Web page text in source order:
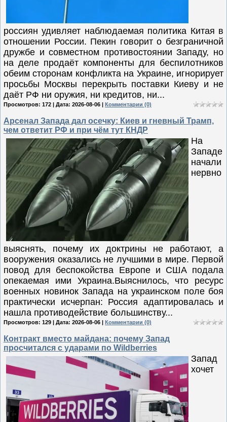
россиян удивляет наблюдаемая политика Китая в
отношении России. Пекин говорит о безграничной
дружбе и совместном противостоянии Западу, но
на деле продаёт компоненты для беспилотников
обеим сторонам конфликта на Украине, игнорирует
просьбы Москвы перекрыть поставки Киеву и не
даёт РФ ни оружия, ни кредитов, ни...
Просмотров: 172 | Дата: 2026-08-06 | Комментарии (0)
Арсенал Запада дал осечку: Киев и гневный Трамп,
чем ответит РФ и при чём тут КНДР
На
Западе
начали
нервно
выяснять, почему их доктрины не работают, а
вооружения оказались не лучшими в мире. Первой
повод для беспокойства Европе и США подала
опекаемая ими Украина.Выяснилось, что ресурс
военных новинок Запада на украинском поле боя
практически исчерпан: Россия адаптировалась и
нашла противодействие большинству...
Просмотров: 129 | Дата: 2026-08-06 | Комментарии (0)
Контракт вместо майдана: почему Запад
просчитался с ударами по Wildberries
Запад
хочет